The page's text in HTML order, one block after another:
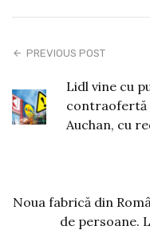
PREVIOUS POST
Lidl vine cu
contraofertă
Auchan, cu
Noua fabrică din
de persoane.